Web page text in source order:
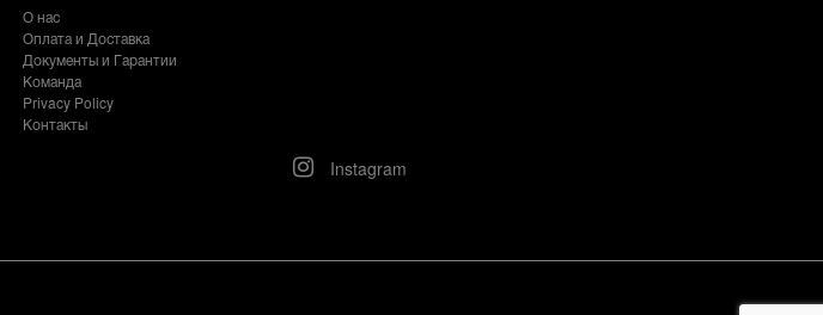
О нас
Оплата и Доставка
Документы и Гарантии
Команда
Privacy Policy
Контакты
Instagram